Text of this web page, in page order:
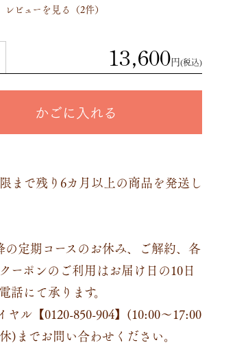
レビューを見る（2件）
13,600円(税込)
かごに入れる
まで残り6カ月以上の商品を発送し
の定期コースのお休み、ご解約、各
ーポンのご利用はお届け日の10日
話にて承ります。
ヤル【0120-850-904】(10:00～17:00
)までお問い合わせください。